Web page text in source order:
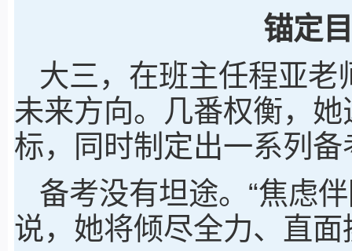
锚定
大三，在班主任程亚
未来方向。几番权衡，
标，同时制定出一系列
备考没有坦途。“焦虑
说，她将倾尽全力、直